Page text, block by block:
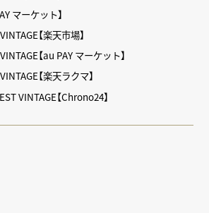
マーケット】
【楽天市場】
【au PAY マーケット】
【楽天ラクマ】
VINTAGE【Chrono24】